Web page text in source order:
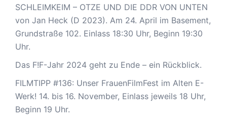
SCHLEIMKEIM – OTZE UND DIE DDR VON UNTEN
von Jan Heck (D 2023). Am 24. April im Basement,
Grundstraße 102. Einlass 18:30 Uhr, Beginn 19:30
Uhr.
Das F!F-Jahr 2024 geht zu Ende – ein Rückblick.
FILMTIPP #136: Unser FrauenFilmFest im Alten E-
Werk! 14. bis 16. November, Einlass jeweils 18 Uhr,
Beginn 19 Uhr.